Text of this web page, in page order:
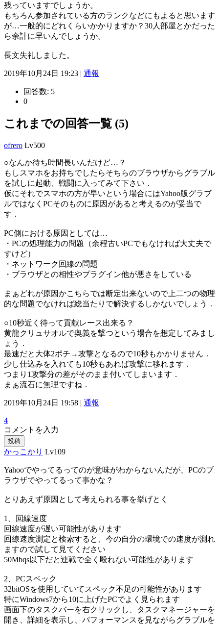
残っていますでしょうか。
もちろん参加されている方のランクなどにもよると思います
が…一般的にどれくらいかかりますか？30人部屋とかだった
ら余計に早いんでしょうか。
長文失礼しました。
2019年10月24日 19:23 | 通報
回答数: 5
0
これまでの回答一覧 (5)
ofrero Lv500
○なんか待ち時間長いんだけど…？
もしスマホをお持ちでしたらそちらのブラウザからグラブル
を試しに起動、戦闘に入ってみて下さい．
仮にそれでスマホの方が早いという場合にはYahoo版グラブ
ルではなくPCそのものに原因があると考えるのが妥当で
す．
PC側における原因としては…
・PCの処理能力の問題（余程古いPCでもなければ大丈夫で
すけど）
・ネットワーク回線の問題
・ブラウザとの相性やプラグイン他が悪さをしている
まぁどれが原因かこちらでは断定出来ないので上二つの物理
的な問題でなければ総当たりで解決するしかないでしょう．
○10秒近く待って貢献レース出来る？
黄龍クリュサオルで奥義を撃つという場合を想定してみまし
ょう．
最速だと大体2ポチ→攻撃となるので10秒もかかりません．
少し仕込みを入れても10秒もあれば攻撃に移れます．
つまり1攻撃分の差がそのまま付いてしまいます．
まぁ流石に無理ですね．
2019年10月24日 19:58 | 通報
4
コメントを入力
投稿
かっこかり Lv109
Yahooでやってるってのが意味がわからないんだが、PCのブ
ラウザでやってるって事かな？
とりあえず原因として考えられる事を挙げとく
1、回線速度
回線速度が遅い可能性があります
回線速度測定と検索すると、今の自分の環境での速度が測れ
ますので試して見てください
50Mbqs以下だと連戦で全く殴れない可能性があります
2、PCスペック
32bitOSを使用していてスペック不足の可能性があります
特にWindows7から10に上げたPCでよく見られます
画面下のタスクバーを右クリックし、タスクマネージャーを
開き、詳細を表示し、パフォーマンスを見ながらグラブルを